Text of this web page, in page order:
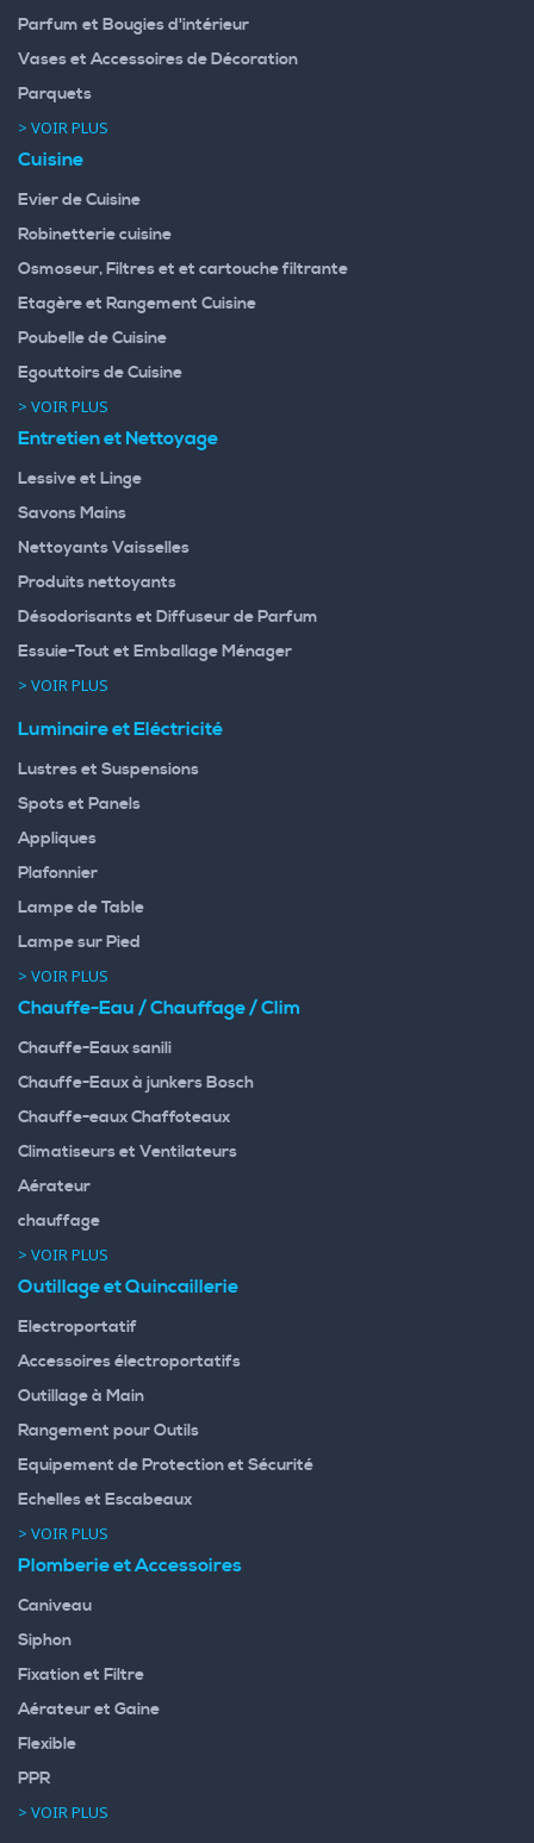
Parfum et Bougies d'intérieur
Vases et Accessoires de Décoration
Parquets
> VOIR PLUS
Cuisine
Evier de Cuisine
Robinetterie cuisine
Osmoseur, Filtres et et cartouche filtrante
Etagère et Rangement Cuisine
Poubelle de Cuisine
Egouttoirs de Cuisine
> VOIR PLUS
Entretien et Nettoyage
Lessive et Linge
Savons Mains
Nettoyants Vaisselles
Produits nettoyants
Désodorisants et Diffuseur de Parfum
Essuie-Tout et Emballage Ménager
> VOIR PLUS
Luminaire et Eléctricité
Lustres et Suspensions
Spots et Panels
Appliques
Plafonnier
Lampe de Table
Lampe sur Pied
> VOIR PLUS
Chauffe-Eau / Chauffage / Clim
Chauffe-Eaux sanili
Chauffe-Eaux à junkers Bosch
Chauffe-eaux Chaffoteaux
Climatiseurs et Ventilateurs
Aérateur
chauffage
> VOIR PLUS
Outillage et Quincaillerie
Electroportatif
Accessoires électroportatifs
Outillage à Main
Rangement pour Outils
Equipement de Protection et Sécurité
Echelles et Escabeaux
> VOIR PLUS
Plomberie et Accessoires
Caniveau
Siphon
Fixation et Filtre
Aérateur et Gaine
Flexible
PPR
> VOIR PLUS